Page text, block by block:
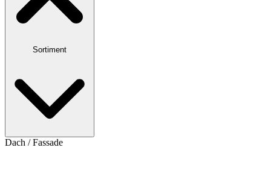
Sortiment
Dach / Fassade